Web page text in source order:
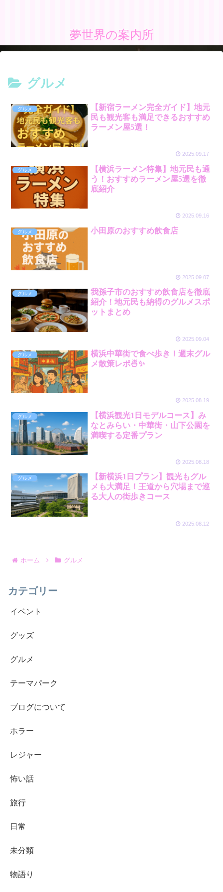
夢世界の案内所
グルメ
グルメ
【新宿ラーメン完全ガイド】地元
民も観光客も満足できるおすすめ
ラーメン屋5選！
2025.09.17
グルメ
【横浜ラーメン特集】地元民も通
う！おすすめラーメン屋5選を徹
底紹介
2025.09.16
グルメ 小田原のおすすめ飲食店
2025.09.07
グルメ
我孫子市のおすすめ飲食店を徹底
紹介！地元民も納得のグルメスポ
ットまとめ
2025.09.04
グルメ
横浜中華街で食べ歩き！週末グル
メ散策レポ🍜✨
2025.08.19
グルメ
【横浜観光1日モデルコース】み
なとみらい・中華街・山下公園を
満喫する定番プラン
2025.08.18
グルメ
【新横浜1日プラン】観光もグル
メも大満足！王道から穴場まで巡
る大人の街歩きコース
2025.08.12
ホーム グルメ
カテゴリー
イベント
グッズ
グルメ
テーマパーク
ブログについて
ホラー
レジャー
怖い話
旅行
日常
未分類
物語り